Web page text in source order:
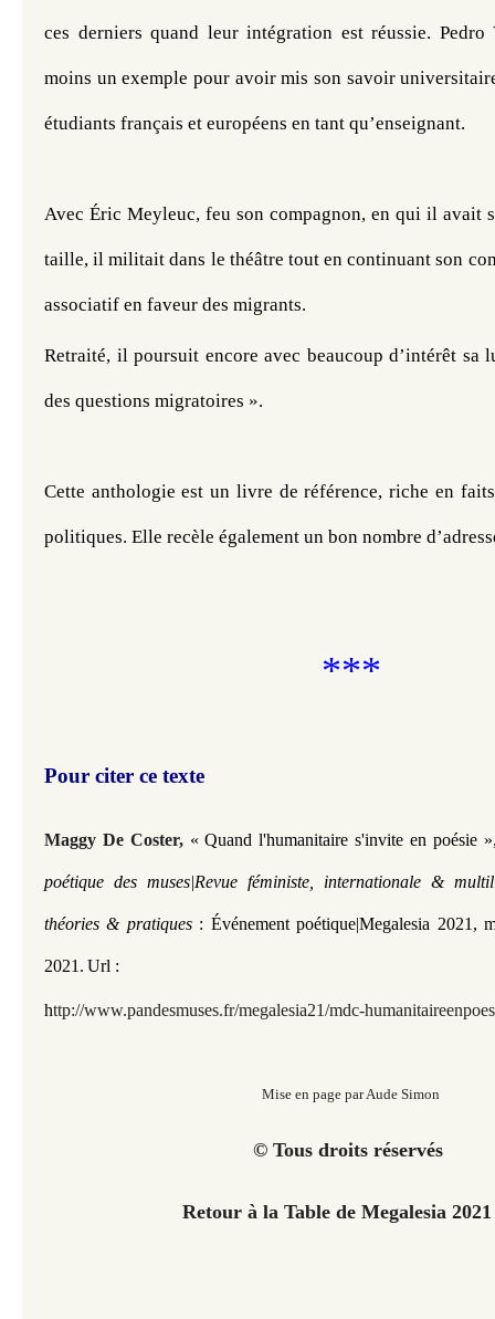
ces derniers quand leur intégration est réussie. Pedro
moins un exemple pour avoir mis son savoir
étudiants français et européens en tant qu’enseignant.
Avec Éric Meyleuc, feu son compagnon, en qui il avait
taille, il militait dans le théâtre tout en continuant son
associatif en faveur des migrants.
Retraité, il poursuit encore avec beaucoup d’intérêt sa
des questions migratoires ».
Cette anthologie est un livre de référence, riche en
politiques. Elle recèle également un bon nombre
***
Pour citer ce texte
Maggy De Coster, « Quand l'humanitaire s'invite en poésie »
poétique des muses|Revue féministe, internationale &
théories & pratiques : Événement poétique|Megalesia 2021 ,
2021. Url :
http://www.pandesmuses.fr/megalesia21/mdc-
Mise en page par Aude Simon
© Tous droits réservés
Retour à la Table de Megalesia